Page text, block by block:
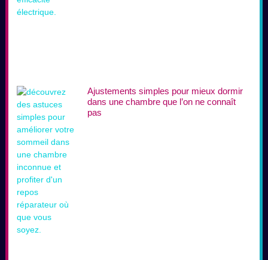
Ajustements simples pour mieux dormir
dans une chambre que l’on ne connaît
pas